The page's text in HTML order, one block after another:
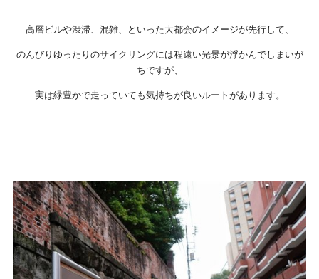
高層ビルや渋滞、混雑、といった大都会のイメージが先行して、
のんびりゆったりのサイクリングには程遠い光景が浮かんでしまいが
ちですが、
実は緑豊かで走っていても気持ちが良いルートがあります。